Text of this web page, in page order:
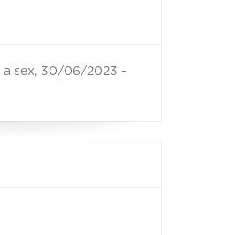
a sex, 30/06/2023 -